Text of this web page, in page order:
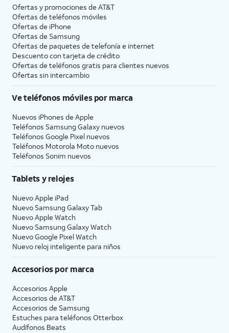
Ofertas y promociones de AT&T
Ofertas de teléfonos móviles
Ofertas de iPhone
Ofertas de Samsung
Ofertas de paquetes de telefonía e internet
Descuento con tarjeta de crédito
Ofertas de teléfonos gratis para clientes nuevos
Ofertas sin intercambio
Ve teléfonos móviles por marca
Nuevos iPhones de Apple
Teléfonos Samsung Galaxy nuevos
Teléfonos Google Pixel nuevos
Teléfonos Motorola Moto nuevos
Teléfonos Sonim nuevos
Tablets y relojes
Nuevo Apple iPad
Nuevo Samsung Galaxy Tab
Nuevo Apple Watch
Nuevo Samsung Galaxy Watch
Nuevo Google Pixel Watch
Nuevo reloj inteligente para niños
Accesorios por marca
Accesorios Apple
Accesorios de AT&T
Accesorios de Samsung
Estuches para teléfonos Otterbox
Audífonos Beats